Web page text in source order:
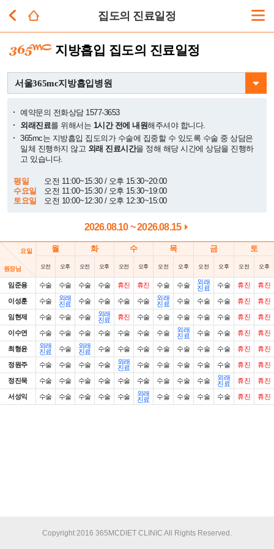
집도의 진료일정
지방흡입 집도의 진료일정
예약문의 전화상담 1577-3653
외래진료를 위해서는 1시간 전에 내원해주셔야 합니다.
365mc는 지방흡입 집도의가 수술에 집중할 수 있도록 수술 중 상담은
일체 진행하지 않고 외래 진료시간을 정해 해당 시간에 상담을 진행하
고 있습니다.
평일
오전 11:00~15:30 / 오후 15:30~20:00
수요일
오전 11:00~15:30 / 오후 15:30~19:00
토요일
오전 10:00~12:30 / 오후 12:30~15:00
2026.08.10 ~ 2026.08.15
요일
원장님
월 화 수 목 금 토
오전 오후 오전 오후 오전 오후 오전 오후 오전 오후 오전 오후
임준용 수술 수술 수술 수술 휴진 휴진 수술 수술
외래
진료
수술 휴진 휴진
이성훈 수술
외래
진료
수술 수술 수술 수술
외래
진료
수술 수술 수술 휴진 휴진
임현제 수술 수술 수술
외래
진료
휴진 수술 수술 수술 수술 수술 휴진 휴진
이수연 수술 수술 수술 수술 수술 수술 수술
외래
진료
수술 수술 휴진 휴진
최형윤
외래
진료
수술
외래
진료
수술 수술 수술 수술 수술 수술 수술 휴진 휴진
정원주 수술 수술 수술 수술
외래
진료
수술 수술 수술 수술 수술 휴진 휴진
정진묵 수술 수술 수술 수술 수술 수술 수술 수술 수술
외래
진료
휴진 휴진
서성익 수술 수술 수술 수술 수술
외래
진료
수술 수술 수술 수술 휴진 휴진
Copyright 2016 365MCDIET CLINIC All Rights Reserved.